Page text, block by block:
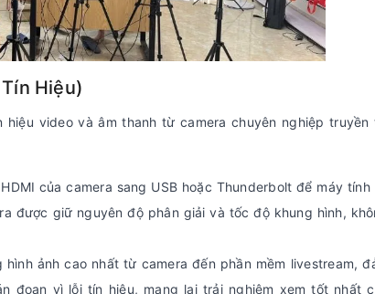
Hiệu)
video và âm thanh từ camera chuyên nghiệp truyền
của camera sang USB hoặc Thunderbolt để máy tính
được giữ nguyên độ phân giải và tốc độ khung hình,
ảnh cao nhất từ camera đến phần mềm livestream,
đoạn vì lỗi tín hiệu, mang lại trải nghiệm xem tốt nhất